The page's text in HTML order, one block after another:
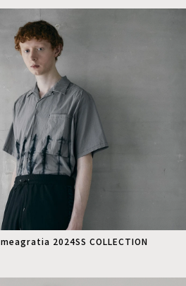
meagratia 2024SS COLLECTION